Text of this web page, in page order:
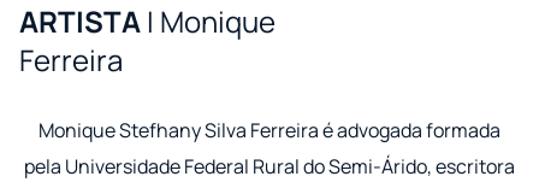
ARTISTA I Monique
Ferreira
Monique Stefhany Silva Ferreira é advogada formada
pela Universidade Federal Rural do Semi-Árido, escritora